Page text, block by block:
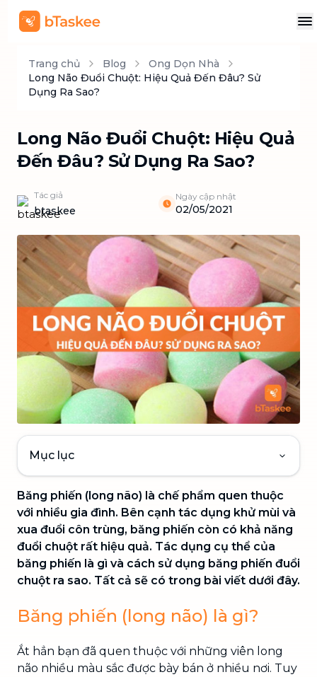
Trang chủ Blog
Ong Dọn Nhà
Long Não Đuổi Chuột: Hiệu Quả Đến Đâu? Sử
Dụng Ra Sao?
Long Não Đuổi Chuột: Hiệu Quả
Đến Đâu? Sử Dụng Ra Sao?
Tác giả
btaskee
Ngày cập nhật
02/05/2021
Mục lục
Băng phiến (long não) là chế phẩm quen thuộc
với nhiều gia đình. Bên cạnh tác dụng khử mùi và
xua đuổi côn trùng, băng phiến còn có khả năng
đuổi chuột rất hiệu quả. Tác dụng cụ thể của
băng phiến là gì và cách sử dụng băng phiến đuổi
chuột ra sao. Tất cả sẽ có trong bài viết dưới đây.
Băng phiến (long não) là gì?
Ắt hẳn bạn đã quen thuộc với những viên long
não nhiều màu sắc được bày bán ở nhiều nơi. Tuy